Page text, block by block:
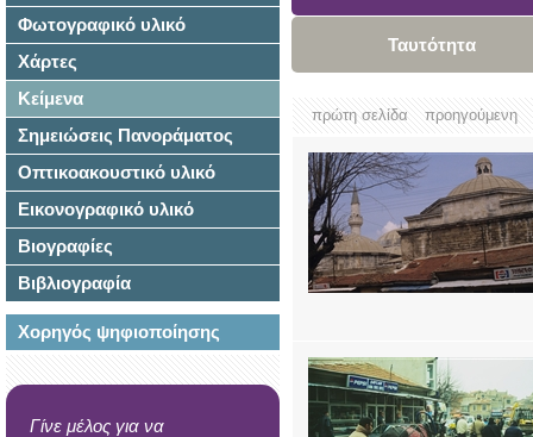
Φωτογραφικό υλικό
Χάρτες
Κείμενα
Σημειώσεις Πανοράματος
Οπτικοακουστικό υλικό
Εικονογραφικό υλικό
Βιογραφίες
Βιβλιογραφία
Χορηγός ψηφιοποίησης
Γίνε μέλος για να
Ταυτότητα
πρώτη σελίδα προηγούμενη